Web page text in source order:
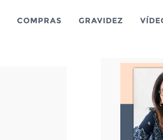
COMPRAS GRAVIDEZ